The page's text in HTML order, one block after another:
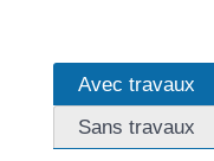
Avec travaux
Sans travaux